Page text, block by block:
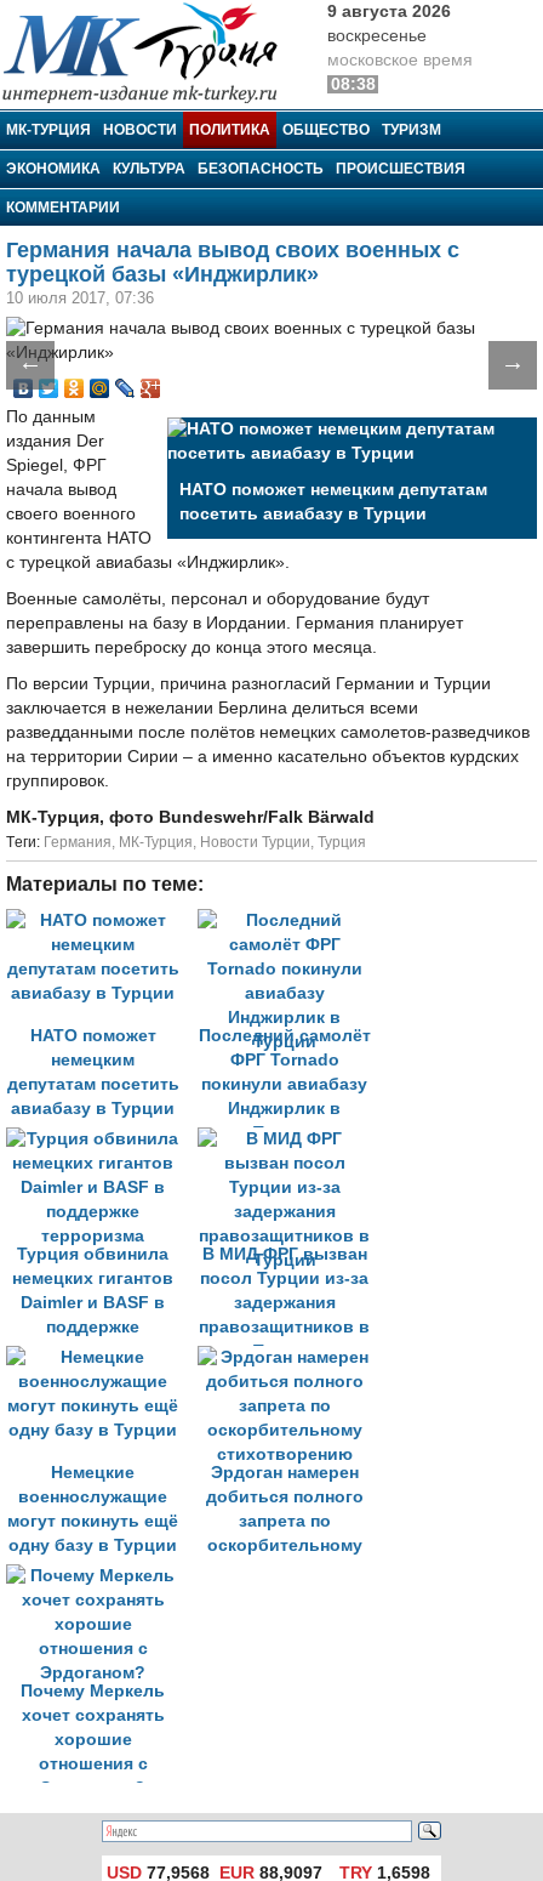
МК-Турция
9 августа 2026
воскресенье
московское время
08:38
МК-ТУРЦИЯ НОВОСТИ ПОЛИТИКА ОБЩЕСТВО ТУРИЗМ
ЭКОНОМИКА КУЛЬТУРА БЕЗОПАСНОСТЬ ПРОИСШЕСТВИЯ
КОММЕНТАРИИ
Германия начала вывод своих военных с
турецкой базы «Инджирлик»
10 июля 2017, 07:36
← →
НАТО поможет немецким депутатам
посетить авиабазу в Турции
По данным
издания Der
Spiegel, ФРГ
начала вывод
своего военного
контингента НАТО
с турецкой авиабазы «Инджирлик».
Военные самолёты, персонал и оборудование будут
переправлены на базу в Иордании. Германия планирует
завершить переброску до конца этого месяца.
По версии Турции, причина разногласий Германии и Турции
заключается в нежелании Берлина делиться всеми
разведданными после полётов немецких самолетов-разведчиков
на территории Сирии – а именно касательно объектов курдских
группировок.
МК-Турция, фото Bundeswehr/Falk Bärwald
Tеги: Германия, МК-Турция, Новости Турции, Турция
Материалы по теме:
НАТО поможет
немецким
депутатам посетить
авиабазу в Турции
Последний самолёт
ФРГ Tornado
покинули авиабазу
Инджирлик в
Турции
Турция обвинила
немецких гигантов
Daimler и BASF в
поддержке
терроризма
В МИД ФРГ вызван
посол Турции из-за
задержания
правозащитников в
Турции
Немецкие
военнослужащие
могут покинуть ещё
одну базу в Турции
Эрдоган намерен
добиться полного
запрета по
оскорбительному
Почему Меркель
хочет сохранять
хорошие
отношения с
Эрдоганом?
USD 77,9568 EUR 88,9097 TRY1,6598